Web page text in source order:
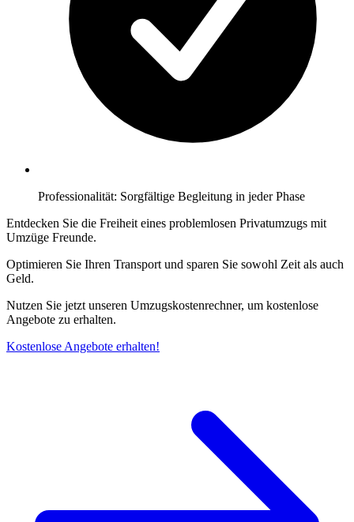
Professionalität: Sorgfältige Begleitung in jeder Phase
Entdecken Sie die Freiheit eines problemlosen Privatumzugs mit
Umzüge Freunde.
Optimieren Sie Ihren Transport und sparen Sie sowohl Zeit als auch
Geld.
Nutzen Sie jetzt unseren Umzugskostenrechner, um kostenlose
Angebote zu erhalten.
Kostenlose Angebote erhalten!